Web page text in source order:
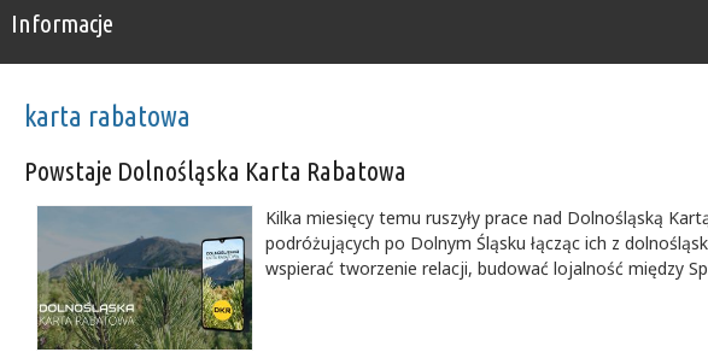
Informacje
karta rabatowa
Powstaje Dolnośląska Karta Rabatowa
Kilka miesięcy temu ruszyły prace nad Dolnośląską
podróżujących po Dolnym Śląsku łącząc ich z
wspierać tworzenie relacji, budować lojalność między